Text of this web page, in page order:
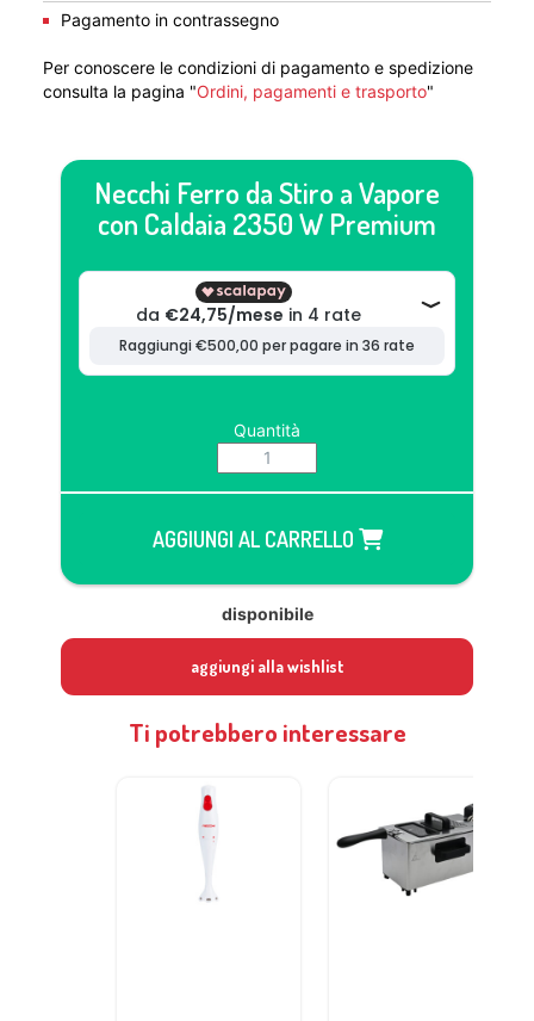
Pagamento in contrassegno
Per conoscere le condizioni di pagamento e spedizione
consulta la pagina "Ordini, pagamenti e trasporto"
Necchi Ferro da Stiro a Vapore
con Caldaia 2350 W Premium
Quantità
AGGIUNGI AL CARRELLO
disponibile
aggiungi alla wishlist
Ti potrebbero interessare